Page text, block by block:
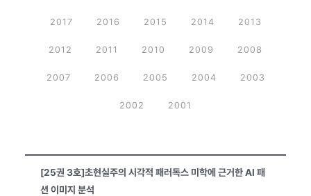
2017 2016 2015 2014 2013
2012 2011 2010 2009 2008
2007 2006 2005 2004 2003
2002 2001
[25권 3호]초현실주의 시각적 패러독스 미학에 근거한 AI 패
션 이미지 분석